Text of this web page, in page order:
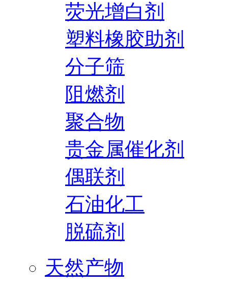
荧光增白剂
塑料橡胶助剂
分子筛
阻燃剂
聚合物
贵金属催化剂
偶联剂
石油化工
脱硫剂
天然产物